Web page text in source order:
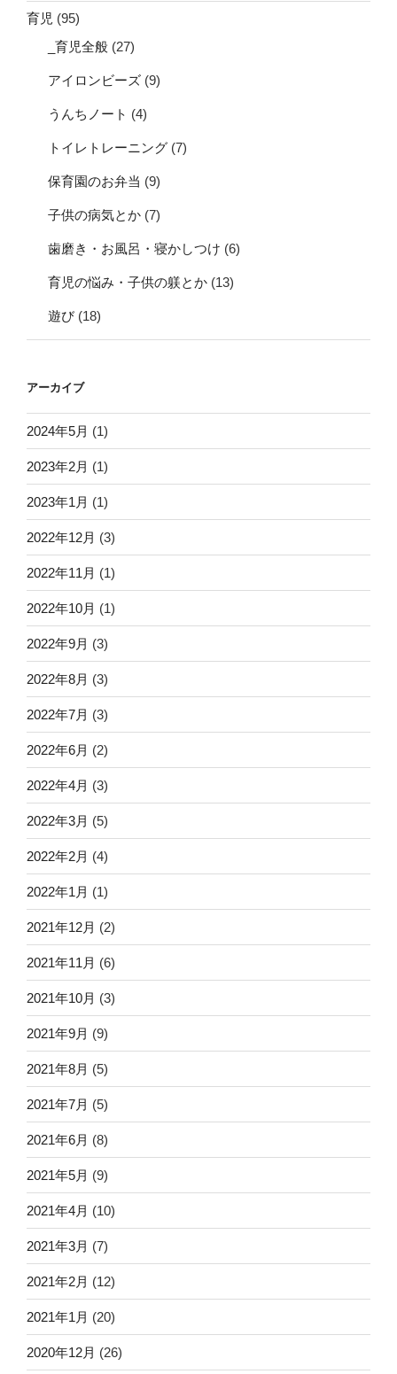
育児 (95)
_育児全般 (27)
アイロンビーズ (9)
うんちノート (4)
トイレトレーニング (7)
保育園のお弁当 (9)
子供の病気とか (7)
歯磨き・お風呂・寝かしつけ (6)
育児の悩み・子供の躾とか (13)
遊び (18)
アーカイブ
2024年5月 (1)
2023年2月 (1)
2023年1月 (1)
2022年12月 (3)
2022年11月 (1)
2022年10月 (1)
2022年9月 (3)
2022年8月 (3)
2022年7月 (3)
2022年6月 (2)
2022年4月 (3)
2022年3月 (5)
2022年2月 (4)
2022年1月 (1)
2021年12月 (2)
2021年11月 (6)
2021年10月 (3)
2021年9月 (9)
2021年8月 (5)
2021年7月 (5)
2021年6月 (8)
2021年5月 (9)
2021年4月 (10)
2021年3月 (7)
2021年2月 (12)
2021年1月 (20)
2020年12月 (26)